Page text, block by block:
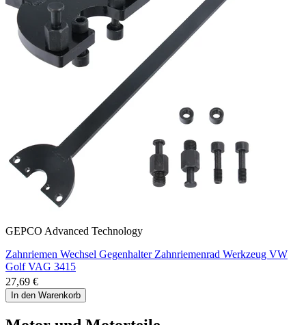
GEPCO Advanced Technology
Zahnriemen Wechsel Gegenhalter Zahnriemenrad Werkzeug VW
Golf VAG 3415
27,69 €
In den Warenkorb